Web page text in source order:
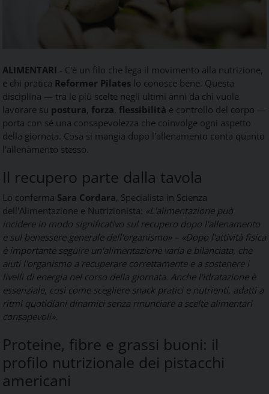
ALIMENTARI - C'è un filo che lega il movimento alla nutrizione,
e chi pratica Reformer Pilates lo conosce bene. Questa
disciplina — tra le più scelte negli ultimi anni da chi vuole
lavorare su postura, forza, flessibilità e controllo del corpo —
porta con sé una consapevolezza che coinvolge ogni aspetto
della giornata. Cosa si mangia dopo l'allenamento conta quanto
l'allenamento stesso.
Il recupero parte dalla tavola
Lo conferma Sara Cordara, Specialista in Scienza
dell'Alimentazione e Nutrizionista: «L'alimentazione può
incidere in modo significativo sul recupero dopo l'allenamento
e sul benessere generale dell'organismo» – «Dopo l'attività fisica
è importante seguire un'alimentazione varia e bilanciata, che
aiuti l'organismo a recuperare correttamente e a sostenere i
livelli di energia nel corso della giornata. Anche l'idratazione è
essenziale, così come scegliere snack pratici e nutrienti, adatti a
ritmi quotidiani dinamici senza rinunciare a scelte alimentari
consapevoli».
Proteine, fibre e grassi buoni: il
profilo nutrizionale dei pistacchi
americani